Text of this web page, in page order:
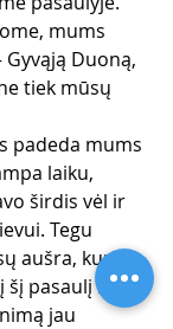
mums
Duoną,
tiek mūsų
padeda mums
laiku,
širdis vėl ir
Tegu
aušra, kuri
šį pasaulį ir į
jau